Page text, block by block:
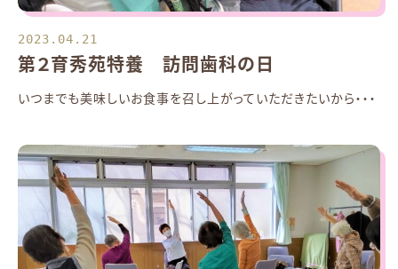
2023.04.21
第２育秀苑特養 訪問歯科の日
いつまでも美味しいお食事を召し上がっていただきたいから・・・